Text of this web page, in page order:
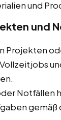
und
und
Projekten
Notfällen
gemäß